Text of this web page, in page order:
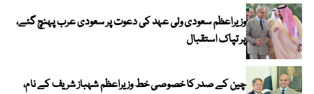
وزیراعظم سعودی ولی عہد کی دعوت پر سعودی عرب پہنچ گئے،
پر تپاک استقبال
چین کے صدر کا خصوصی خط وزیراعظم شہباز شریف کے نام،